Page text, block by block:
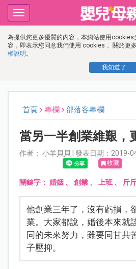
為提供您更多優質的內容，本網站使用
容，即表示您同意我們使用 cookies， 關於更
權說明 。
我知道了
Toggle
navigation
首頁 專欄 部落客專欄
當另一半創業維艱，
作者： 小羊貝貝 | 發表日期：2019-
收藏
關鍵字： 婚姻 、 創業、 上班、 斤
他創業三年了，沒有虧損，
業。大家都說，婚後本來就
同的未來努力，雖要同甘共
子壓抑。